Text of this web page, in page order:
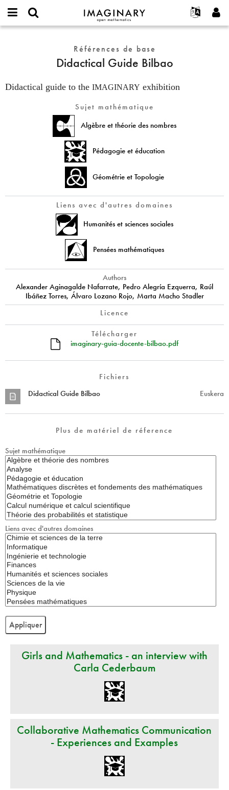
IMAGINARY
open
Français
Deutsch
Türkçe
Programmes
Galeries
Interactif
Expositions
Plus...
Projets
Participer
*
Créer un nouveau compte
Demander un nouveau mot de passe
Références de base
Didactical Guide Bilbao
Didactical guide to the IMAGINARY exhibition
Sujet mathématique
Algèbre et théorie des nombres
Pédagogie et éducation
Géométrie et Topologie
Liens avec d'autres domaines
Humanités et sciences sociales
Pensées mathématiques
Authors
Alexander Aginagalde Nafarrate, Pedro Alegría Ezquerra, Raúl
Ibáñez Torres, Álvaro Lozano Rojo, Marta Macho Stadler
Licence
Télécharger
imaginary-guia-docente-bilbao.pdf
Fichiers
Euskera
Didactical Guide Bilbao
Plus de matériel de réference
Sujet mathématique
Liens avec d'autres domaines
Girls and Mathematics - an interview with
Carla Cederbaum
Collaborative Mathematics Communication
- Experiences and Examples